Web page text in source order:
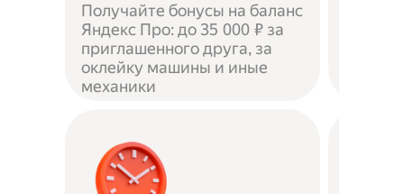
Получайте бонусы на баланс
Яндекс Про: до 35 000 ₽ за
приглашенного друга, за
оклейку машины и иные
механики